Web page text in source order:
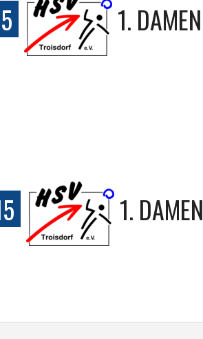
1. DAMEN
1. DAMEN